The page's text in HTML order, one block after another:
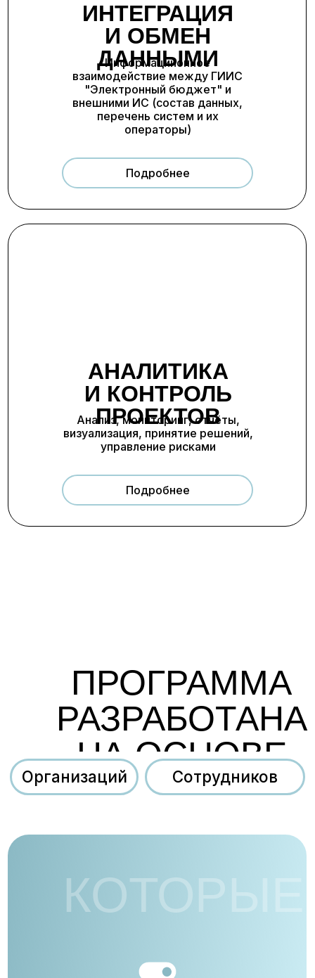
ИНТЕГРАЦИЯ
И ОБМЕН
ДАННЫМИ
Информациионное
взаимодействие между ГИИС
"Электронный бюджет" и
внешними ИС (состав данных,
перечень систем и их
операторы)
Подробнее
Анализ, мониторинг, отчёты,
визуализация, принятие решений,
управление рисками
АНАЛИТИКА
И КОНТРОЛЬ
ПРОЕКТОВ
Подробнее
ПРОГРАММА
РАЗРАБОТАНА
НА ОСНОВЕ
Организаций
Организаций
КОТОРЫЕ